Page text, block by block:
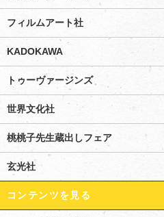
フィルムアート社
KADOKAWA
トゥーヴァージンズ
世界文化社
桃桃子先生蔵出しフェア
玄光社
コンテンツを見る